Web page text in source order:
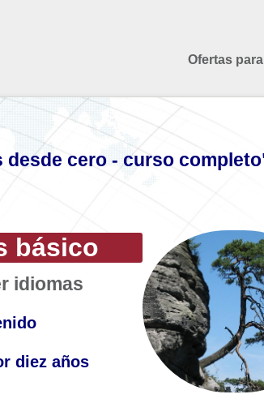
Ofertas
desde cero - curso
básico
idiomas
diez años